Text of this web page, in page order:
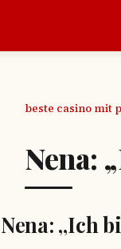
beste casino mit
Nena:
Nena: „Ich